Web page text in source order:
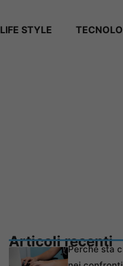
LIFE STYLE
Articoli recenti
Perché sta